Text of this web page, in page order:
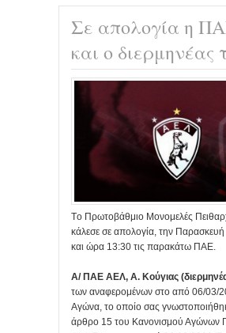
Σε απολογία η
και ο διερμηνέας
Tο Πρωτοβάθμιο Μονομελές
κάλεσε σε απολογία, την
και ώρα 13:30 τις παρακάτω ΠΑΕ.
Α/ ΠΑΕ ΑΕΛ, Α. Κούγιας
των αναφερομένων στο από 06/03/
Αγώνα, το οποίο σας
άρθρο 15 του Κανονισμού Αγώνων